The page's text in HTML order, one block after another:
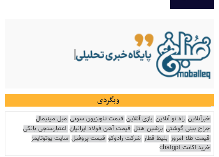
وبگردی
خبرآنلاین راه نو آنلاین بازی آنلاین قیمت تلویزیون سونی مبل مینیمال
جراح بینی گوشتی پرشین هتل قیمت آهن فولاد ایرانیان اعتبارسنجی بانکی
قیمت طلا امروز بلیط قطار شرکت رادوکو قیمت پروفیل سایت یوتوتایمز
خرید اکانت chatgpt